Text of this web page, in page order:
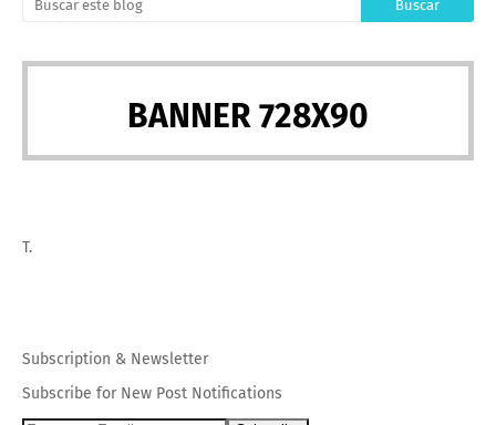
BANNER 728X90
T.
Subscription & Newsletter
Subscribe for New Post Notifications